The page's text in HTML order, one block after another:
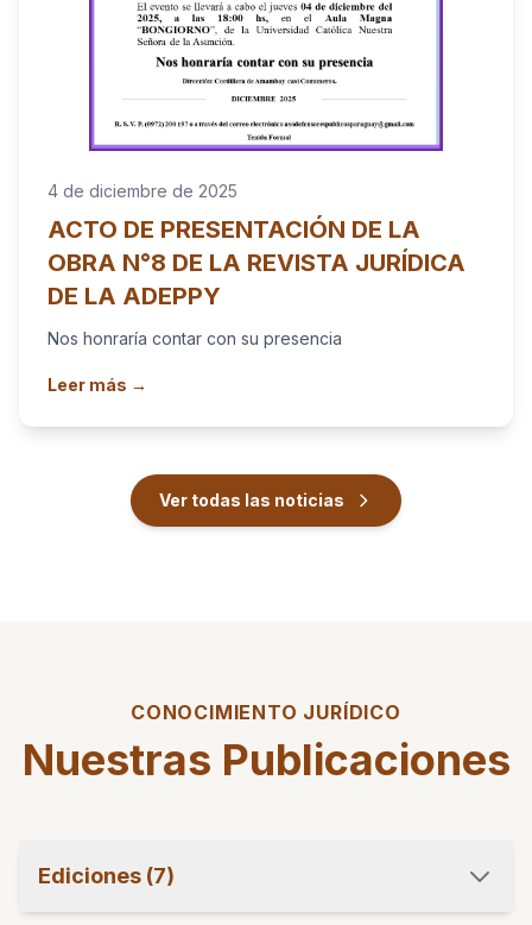
4 de diciembre de 2025
ACTO DE PRESENTACIÓN DE LA
OBRA N°8 DE LA REVISTA JURÍDICA
DE LA ADEPPY
Nos honraría contar con su presencia
Leer más →
Ver todas las noticias
CONOCIMIENTO JURÍDICO
Nuestras Publicaciones
Ediciones (7)